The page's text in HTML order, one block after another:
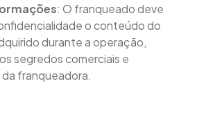
: O franqueado deve
o conteúdo do
durante a operação,
segredos comerciais e
franqueadora.